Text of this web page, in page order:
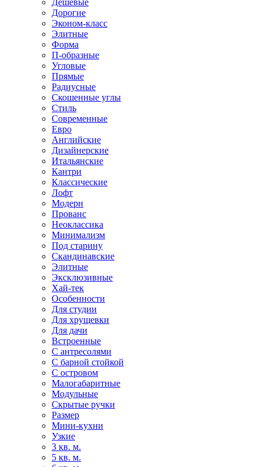
Дешевые
Дорогие
Эконом-класс
Элитные
Форма
П-образные
Угловые
Прямые
Радиусные
Скошенные углы
Стиль
Современные
Евро
Английские
Дизайнерские
Итальянские
Кантри
Классические
Лофт
Модерн
Прованс
Неоклассика
Минимализм
Под старину
Скандинавские
Элитные
Эксклюзивные
Хай-тек
Особенности
Для студии
Для хрущевки
Для дачи
Встроенные
С антресолями
С барной стойкой
С островом
Малогабаритные
Модульные
Скрытые ручки
Размер
Мини-кухни
Узкие
3 кв. м.
5 кв. м.